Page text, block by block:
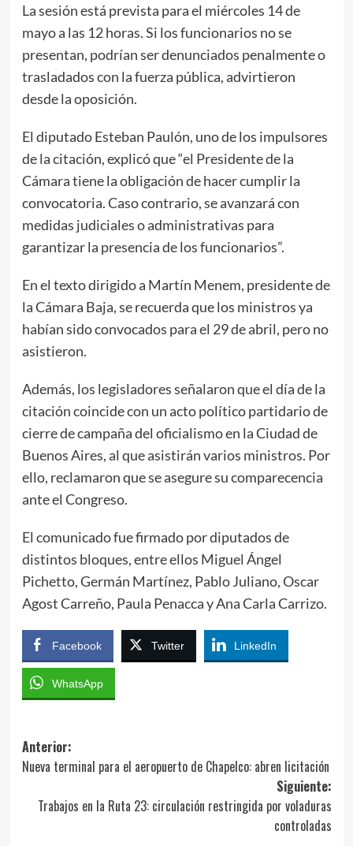
La sesión está prevista para el miércoles 14 de
mayo a las 12 horas. Si los funcionarios no se
presentan, podrían ser denunciados penalmente o
trasladados con la fuerza pública, advirtieron
desde la oposición.
El diputado Esteban Paulón, uno de los impulsores
de la citación, explicó que “el Presidente de la
Cámara tiene la obligación de hacer cumplir la
convocatoria. Caso contrario, se avanzará con
medidas judiciales o administrativas para
garantizar la presencia de los funcionarios”.
En el texto dirigido a Martín Menem, presidente de
la Cámara Baja, se recuerda que los ministros ya
habían sido convocados para el 29 de abril, pero no
asistieron.
Además, los legisladores señalaron que el día de la
citación coincide con un acto político partidario de
cierre de campaña del oficialismo en la Ciudad de
Buenos Aires, al que asistirán varios ministros. Por
ello, reclamaron que se asegure su comparecencia
ante el Congreso.
El comunicado fue firmado por diputados de
distintos bloques, entre ellos Miguel Ángel
Pichetto, Germán Martínez, Pablo Juliano, Oscar
Agost Carreño, Paula Penacca y Ana Carla Carrizo.
Facebook Twitter LinkedIn
WhatsApp
Navegación
de
entradas
Anterior:
Nueva terminal para el aeropuerto de Chapelco: abren licitación
Siguiente:
Trabajos en la Ruta 23: circulación restringida por voladuras
controladas